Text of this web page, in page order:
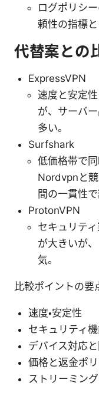
ログポリシ
頼性の指標と
代替案との
ExpressVPN
速度と安定
が、サーバ
多い。
Surfshark
低価格帯で
Nordvpnと
間の一貫性
ProtonVPN
セキュリテ
が大きいが
気。
比較ポイントの要
速度・安定性
セキュリティ
デバイス対応
価格と返金ポ
ストリーミン